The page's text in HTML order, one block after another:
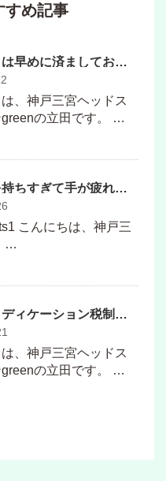
すめ記事
やることは早めに済ましておく方がストレスが軽減する
、神戸三宮ヘッドス
の立田です。 …
スマホを持ちすぎて手が疲れた方には関元専用メニューハンドスパはいかがでしょうか？
こんにちは、神戸三
…
セルフメディケーション税制って知ってますか？？
、神戸三宮ヘッドス
の立田です。 …